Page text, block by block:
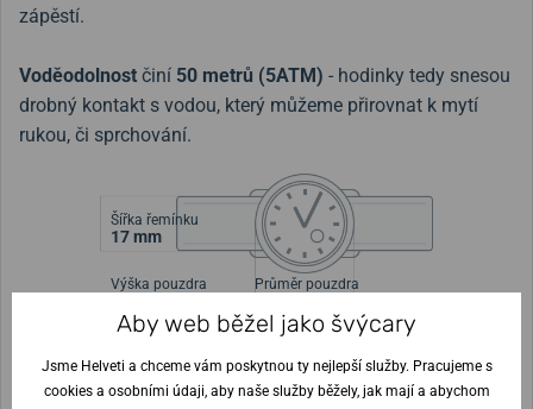
zápěstí.
Voděodolnost činí 50 metrů (5ATM) - hodinky tedy snesou
drobný kontakt s vodou, který můžeme přirovnat k mytí
rukou, či sprchování.
Šířka řemínku
17 mm
Výška pouzdra Průměr pouzdra
Nejste si jisti velikostí?
Aby web běžel jako švýcary
Jsme Helveti a chceme vám poskytnou ty nejlepší služby. Pracujeme s
cookies a osobními údaji, aby naše služby běžely, jak mají a abychom